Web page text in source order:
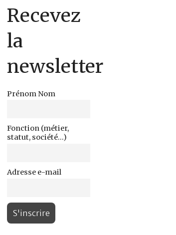
Recevez
la
newsletter
Prénom Nom
Fonction (métier,
statut, société...)
Adresse e-mail